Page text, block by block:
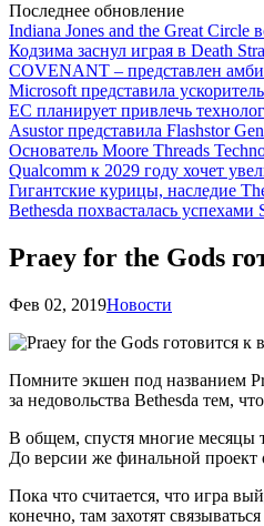
Последнее обновление
Indiana Jones and the Great
Кодзима заснул играя в Death
COVENANT – представлен
Microsoft представила
ЕС планирует привлечь
Asustor представила Flashstor
Основатель Moore Threads
Qualcomm к 2029 году хочет
Гигантские курицы, наследие
Bethesda похвасталась
Praey for the Gods
Фев 02, 2019Новости
Помните экшен под названием
за недовольства Bethesda тем,
В общем, спустя многие месяцы
До версии же финальной проект
Пока что считается, что игра
конечно, там захотят